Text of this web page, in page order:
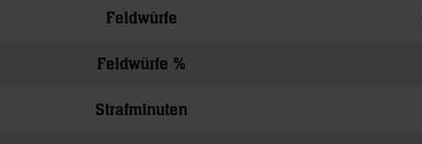
Feldwürfe
Feldwürfe %
Strafminuten